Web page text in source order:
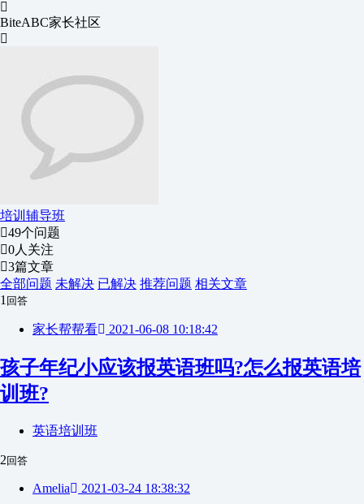
BiteABC家长社区
培训辅导班
49个问题
0人关注
3篇文章
全部问题 未解决 已解决 推荐问题 相关文章
1 回答
家长帮帮看 2021-06-08 10:18:42
孩子年纪小应该报英语班吗?怎么报英语培
训班?
英语培训班
2 回答
Amelia 2021-03-24 18:38:32